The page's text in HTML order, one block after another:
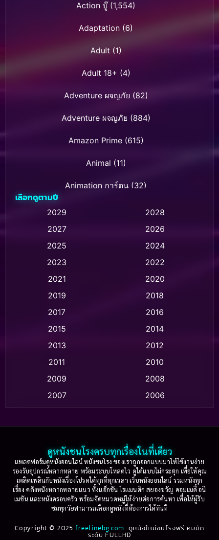
Action บู๊(1,554)
Adaptation (6)
Adult (1)
Adult 18+ (4)
Adventure ผจญภัย (82)
Adventure ผจญภัย (884)
Amazon Prime(615)
Animal (11)
Animation การ์ตูน (32)
Animation การ์ตูน (28)
Animation การ์ตูน (237)
Animation แอนิเมชัน (1)
Animation แอนิเมชั่น (1)
Based on a True Story เรื่องจริง(36)
Based on Novel(16)
Betrayal(1)
Biography(3)
Biography ชีวประวัติ (61)
เลือกดูตามปี
2029
2028
2027
2026
2025
2024
2023
2022
2021
2020
2019
2018
2017
2016
2015
2014
2013
2012
2011
2010
2009
2008
2007
2006
2003
2002
2001
2000
1999
1998
1997
1996
1995
1994
1993
1992
1991
1990
ดูหนังชนโรงครบทุกเรื่องในที่เดียว
แพลตฟอร์มดูหนังออนไลน์ หนังชนโรง ของเราถูกออกแบบมาให้ใช้งานง่าย
รองรับอุปกรณ์หลากหลาย พร้อมระบบโหลดไว ดูได้แบบไม่กระตุก เพื่อให้คุณ
เพลิดเพลินกับหนังเรื่องโปรดได้ทุกที่ทุกเวลา เว็บหนังออนไลน์ รวมหนังทุก
เรื่อง คลังหนังหลากหลายแนว ทั้งแอ็กชัน โรแมนติก สยองขวัญ คอมเมดี้ อนิ
เมชัน และหนังครอบครัว พร้อมจัดหมวดหมู่ให้ง่ายต่อการค้นหา เพื่อให้ผู้รับ
ชมทุกวัยสามารถเลือกดูหนังที่ต้องการได้ทันที
Copyright © 2025freelinebg.com ดูหนังใหม่ชนโรงฟรี คมชัด
ระดับ FULLHD